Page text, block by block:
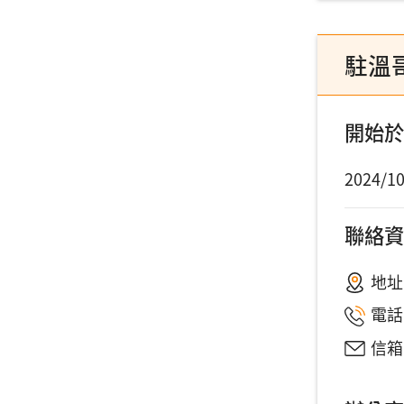
駐溫
開始
2024/
聯絡
地
電
信